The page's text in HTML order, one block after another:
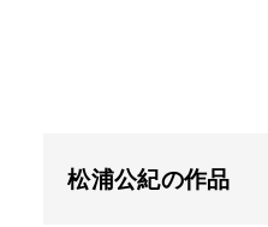
松浦公紀の作品